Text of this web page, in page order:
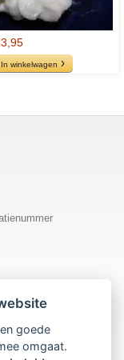
In winkelwagen
goede
omgaat.